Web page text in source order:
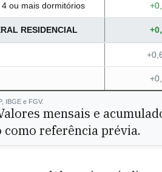
ou mais dormitórios
RESIDENCIAL
IBGE e FGV.
mensais e
como referência prévia.